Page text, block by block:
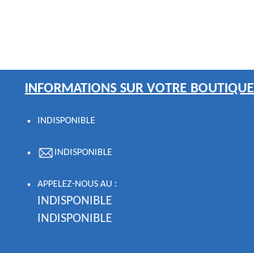
INFORMATIONS SUR VOTRE BOUTIQUE
INDISPONIBLE
INDISPONIBLE
APPELEZ-NOUS AU :
INDISPONIBLE
INDISPONIBLE